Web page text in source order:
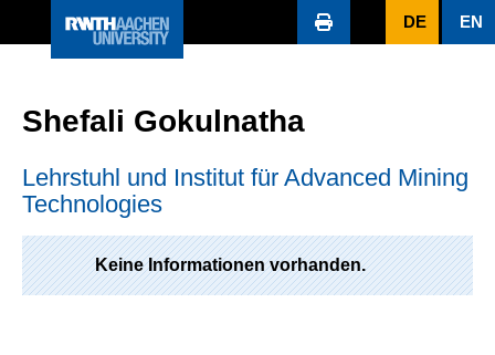
DE EN
Shefali Gokulnatha
Lehrstuhl und Institut für Advanced Mining
Technologies
Keine Informationen vorhanden.